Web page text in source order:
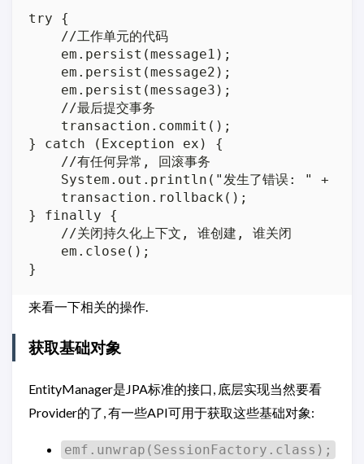
try {
    //工作单元的代码
    em.persist(message1);
    em.persist(message2);
    em.persist(message3);
    //最后提交事务
    transaction.commit();
} catch (Exception ex) {
    //有任何异常, 回滚事务
System.out.println("发生了错误: " +
    transaction.rollback();
} finally {
    //关闭持久化上下文, 谁创建, 谁关闭
    em.close();
来看一下相关的操作.
获取基础对象
EntityManager是JPA标准的接口, 底层实现当然要看
Provider的了, 有一些API可用于获取这些基础对象:
emf.unwrap(SessionFactory.class);